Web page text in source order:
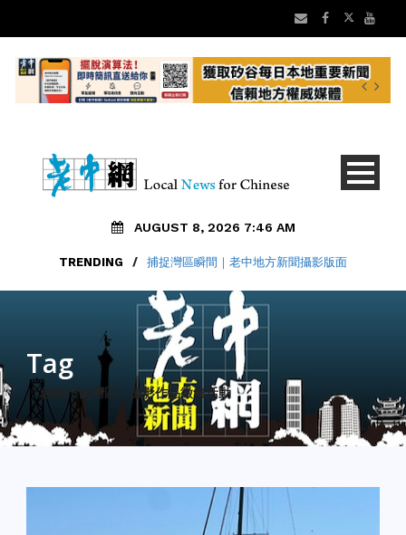
AUGUST 8, 2026 7:46 AM
TRENDING / 捕捉灣區瞬間｜老中地方新聞攝影版面
Tag
「鏡頭下的灣區」攝影作品徵集活動